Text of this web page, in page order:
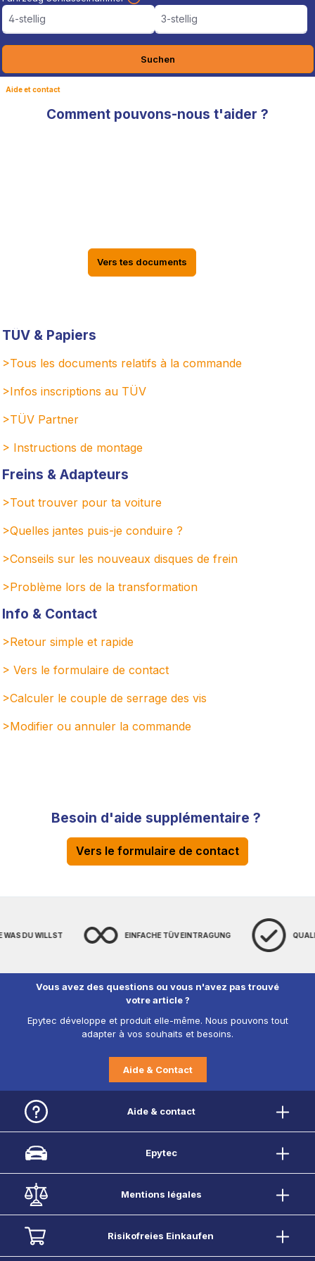
4-stellig
3-stellig
Suchen
Aide et contact
Comment pouvons-nous t'aider ?
Vers tes documents
TÜV & Papiers
>Tous les documents relatifs à la commande
>Infos inscriptions au TÜV
>TÜV Partner
> Instructions de montage
Freins & Adapteurs
>Tout trouver pour ta voiture
>Quelles jantes puis-je conduire ?
>Conseils sur les nouveaux disques de frein
>Problème lors de la transformation
Info & Contact
>Retour simple et rapide
> Vers le formulaire de contact
>Calculer le couple de serrage des vis
>Modifier ou annuler la commande
Besoin d'aide supplémentaire ?
Vers le formulaire de contact
WAS DU WILLST EINFACHE TÜV EINTRAGUNG
Vous avez des questions ou vous n'avez pas trouvé
votre article ?
Epytec développe et produit elle-même. Nous pouvons tout
adapter à vos souhaits et besoins.
Aide & Contact
Aide & contact
Epytec
Mentions légales
Risikofreies Einkaufen